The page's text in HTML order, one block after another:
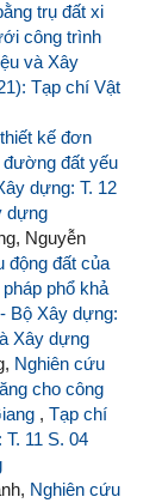
trụ đất xi
công trình
và Xây
Tạp chí Vật
kế đơn
đường đất yếu
dựng: T. 12
dựng
Nguyễn
động đất của
phổ khả
Bộ Xây dựng:
Xây dựng
Nghiên cứu
cho công
, Tạp chí
11 S. 04
Nghiên cứu